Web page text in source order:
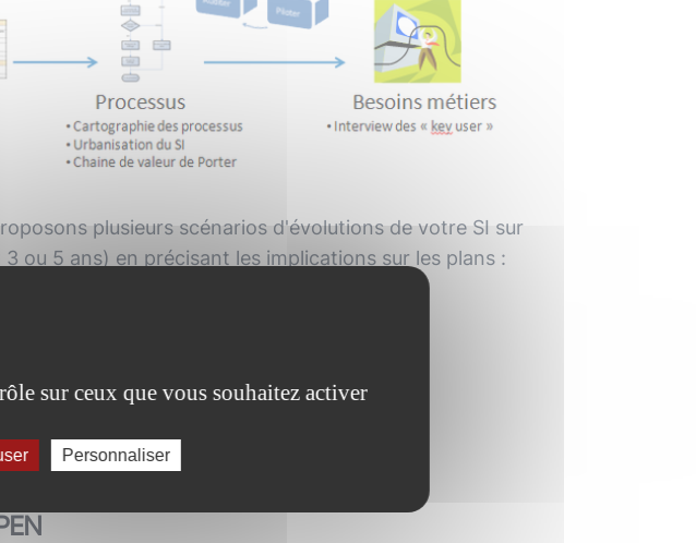
plusieurs scénarios d'évolutions de votre SI sur
ou 5 ans) en précisant les implications sur les plans :
sur ceux que vous souhaitez activer
Personnaliser